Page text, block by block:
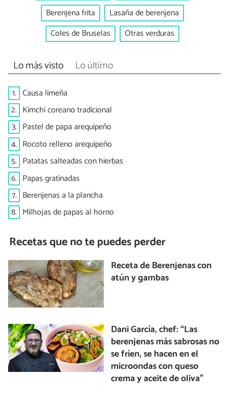
Berenjena frita
Lasaña de berenjena
Coles de Bruselas
Otras verduras
Lo más visto Lo último
1. Causa limeña
2. Kimchi coreano tradicional
3. Pastel de papa arequipeño
4. Rocoto relleno arequipeño
5. Patatas salteadas con hierbas
6. Papas gratinadas
7. Berenjenas a la plancha
8. Milhojas de papas al horno
Recetas que no te puedes perder
Receta de Berenjenas con
atún y gambas
Dani García, chef: “Las
berenjenas más sabrosas no
se fríen, se hacen en el
microondas con queso
crema y aceite de oliva”